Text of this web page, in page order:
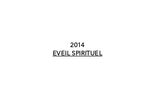
2014
EVEIL SPIRITUEL